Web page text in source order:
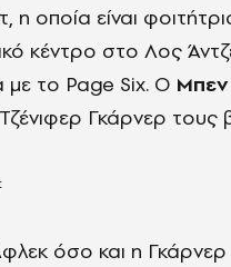
η οποία είναι
κέντρο στο Λος
το Page Six. Ο
Γκάρνερ τους
όσο και η Γκάρνερ